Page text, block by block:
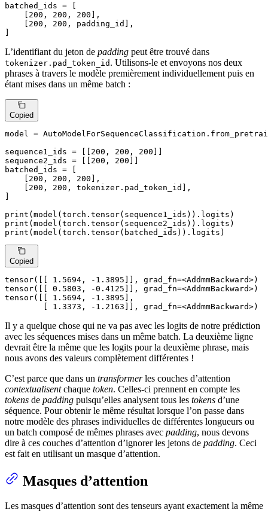
batched_ids = [
200 , 200 , 200 ],
200 , 200 , padding_id],
L’identifiant du jeton de padding peut être trouvé dans
tokenizer.pad_token_id . Utilisons-le et envoyons nos deux
phrases à travers le modèle premièrement individuellement puis en
étant mises dans un même batch :
Copied
model =
sequence1_ids = [[ 200 , 200 , 200
sequence2_ids = [[ 200 , 200
batched_ids = [
200 , 200 , 200 ],
200 , 200 , tokenizer.pad_token_id],
print
print
print (model(torch.tensor(batched_ids)).logits)
Copied
tensor([[ 1.5694 , - 1.3895 ]], grad_fn=<AddmmBackward>)
tensor([[ 0.5803 , -0.4125 ]], grad_fn=<AddmmBackward>)
tensor([[ 1.5694 , - 1.3895 ],
        [
1.3373 , - 1.2163 ]], grad_fn=<AddmmBackward>)
Il y a quelque chose qui ne va pas avec les logits de notre prédiction
avec les séquences mises dans un même batch. La deuxième ligne
devrait être la même que les logits pour la deuxième phrase, mais
nous avons des valeurs complètement différentes !
C’est parce que dans un transformerles couches d’attention
contextualisentchaque token. Celles-ci prennent en compte les
tokens de padding puisqu’elles analysent tous les tokens d’une
séquence. Pour obtenir le même résultat lorsque l’on passe dans
notre modèle des phrases individuelles de différentes longueurs ou
un batch composé de mêmes phrases avec padding, nous devons
dire à ces couches d’attention d’ignorer les jetons de padding. Ceci
est fait en utilisant un masque d’attention.
Masques d’attention
Les masques d’attention sont des tenseurs ayant exactement la même